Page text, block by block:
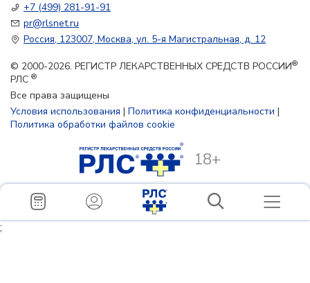
+7 (499) 281-91-91
pr@rlsnet.ru
Россия, 123007, Москва, ул. 5-я Магистральная, д. 12
© 2000-2026. РЕГИСТР ЛЕКАРСТВЕННЫХ СРЕДСТВ РОССИИ®
РЛС ®
Все права защищены
Условия использования | Политика конфиденциальности |
Политика обработки файлов cookie
18+
;